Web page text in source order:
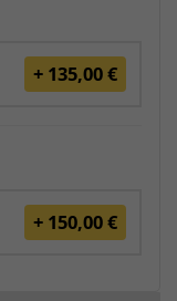
+ 135,00 €
+ 150,00 €